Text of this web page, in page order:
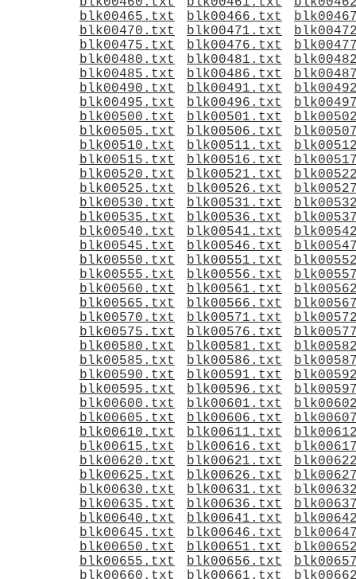
blk00465.txt
blk00466.txt
blk00470.txt
blk00471.txt
blk00475.txt
blk00476.txt
blk00480.txt
blk00481.txt
blk00485.txt
blk00486.txt
blk00490.txt
blk00491.txt
blk00495.txt
blk00496.txt
blk00500.txt
blk00501.txt
blk00505.txt
blk00506.txt
blk00510.txt
blk00511.txt
blk00515.txt
blk00516.txt
blk00520.txt
blk00521.txt
blk00525.txt
blk00526.txt
blk00530.txt
blk00531.txt
blk00535.txt
blk00536.txt
blk00540.txt
blk00541.txt
blk00545.txt
blk00546.txt
blk00550.txt
blk00551.txt
blk00555.txt
blk00556.txt
blk00560.txt
blk00561.txt
blk00565.txt
blk00566.txt
blk00570.txt
blk00571.txt
blk00575.txt
blk00576.txt
blk00580.txt
blk00581.txt
blk00585.txt
blk00586.txt
blk00590.txt
blk00591.txt
blk00595.txt
blk00596.txt
blk00600.txt
blk00601.txt
blk00605.txt
blk00606.txt
blk00610.txt
blk00611.txt
blk00615.txt
blk00616.txt
blk00620.txt
blk00621.txt
blk00625.txt
blk00626.txt
blk00630.txt
blk00631.txt
blk00635.txt
blk00636.txt
blk00640.txt
blk00641.txt
blk00645.txt
blk00646.txt
blk00650.txt
blk00651.txt
blk00655.txt
blk00656.txt
blk00660.txt
blk00661.txt